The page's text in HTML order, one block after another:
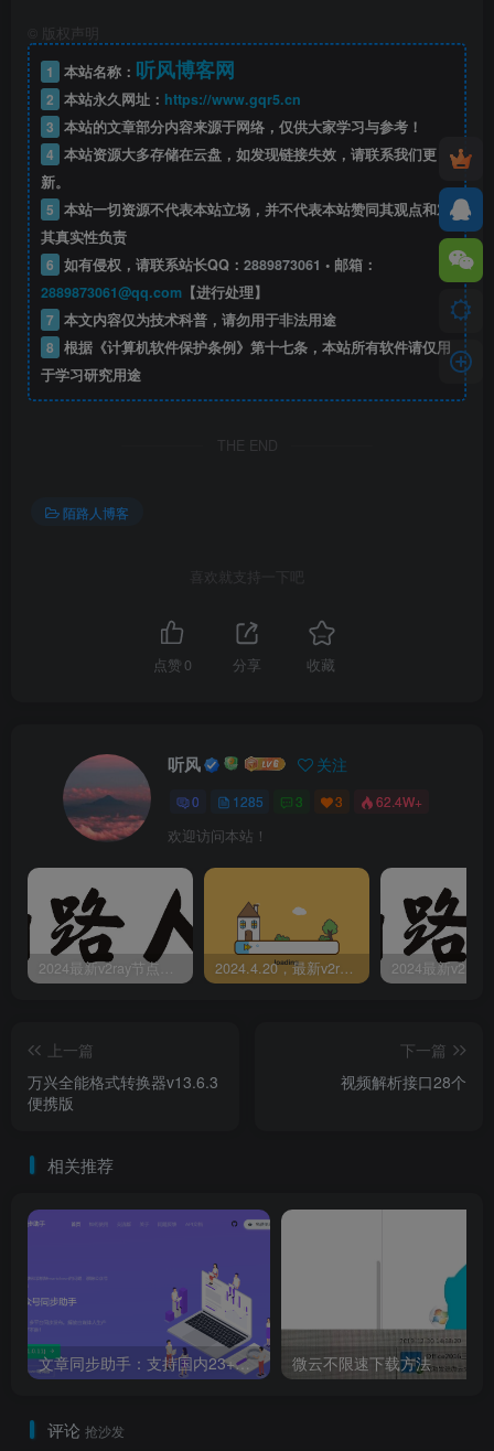
版权声明
1
本站名称： 听风博客网
2 本站永久网址： https://www.gqr5.cn
3 本站的文章部分内容来源于网络，仅供大家学习与参考！
4 本站资源大多存储在云盘，如发现链接失效，请联系我们更
新。
5 本站一切资源不代表本站立场，并不代表本站赞同其观点和对
其真实性负责
6 如有侵权，请联系站长QQ： 2889873061 • 邮箱：
2889873061@qq.com【进行处理】
7 本文内容仅为技术科普，请勿用于非法用途
8 根据《计算机软件保护条例》第十七条，本站所有软件请仅用
于学习研究用途
THE END
陌路人博客
喜欢就支持一下吧
点赞 0 分享 收藏
听风 关注
0 1285 3 3 62.4W+
欢迎访问本站！
2024最新v2ray节点免费分享-05.08附ss/vmess节点订阅 2024.4.20，最新v2ray节点免费分享-附ss/vmess节点订阅
上一篇
万兴全能格式转换器v13.6.3
便携版
下一篇
视频解析接口28个
相关推荐
文章同步助手：支持国内23+个平台同步发布，解放生产力 微云不限速下载方法
评论 抢沙发